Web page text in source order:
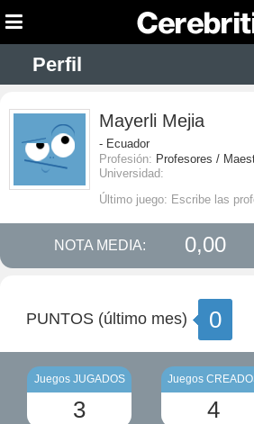
Perfil
Mayerli Mejia
- Ecuador
Profesión: Profesores /
Universidad:
Último juego: Escribe las
NOTA MEDIA: 0,00
PUNTOS (último mes) 0
Juegos JUGADOS
3
Juegos
4